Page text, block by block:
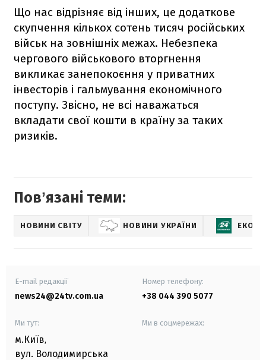
Що нас відрізняє від інших, це додаткове
скупчення кількох сотень тисяч російських
військ на зовнішніх межах. Небезпека
чергового військового вторгнення
викликає занепокоєння у приватних
інвесторів і гальмування економічного
поступу. Звісно, не всі наважаться
вкладати свої кошти в країну за таких
ризиків.
Повʼязані теми:
НОВИНИ СВІТУ НОВИНИ УКРАЇНИ
E-mail редакції
news24@24tv.com.ua
Номер телефону:
+38 044 390 5077
Ми тут:
м.Київ,
вул. Володимирська
Ми в соцмережах: